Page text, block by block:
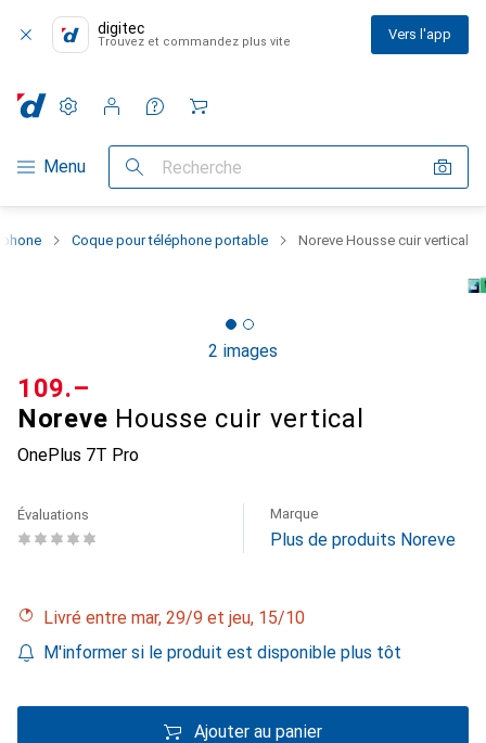
digitec
Trouvez et commandez plus vite Vers l'app
Navigation par catégorie
Menu Recherche
Paramètres
Compte client
Listes de comparaison
Listes d'envies
Panier
Coque pour téléphone portable Noreve Housse cuir vertical
2 images
Noreve Housse cuir vertical
OnePlus 7T Pro
CHF
109.–
Évaluations Marque
Plus de produits Noreve
Livré entre mar, 29/9 et jeu, 15/10
M'informer si le produit est disponible plus tôt
Ajouter au panier